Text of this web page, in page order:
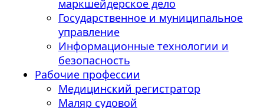
маркшейдерское дело
Государственное и муниципальное
управление
Информационные технологии и
безопасность
Рабочие профессии
Медицинский регистратор
Маляр судовой